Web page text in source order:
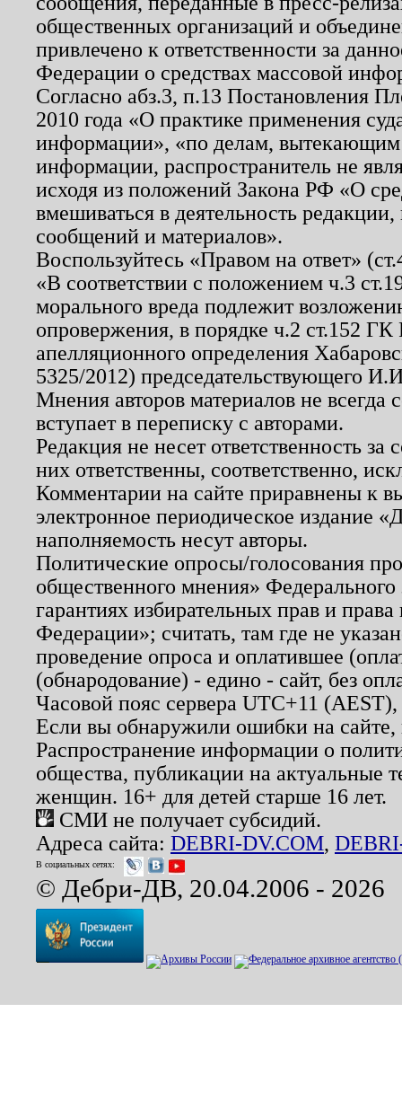
общественных организаций и
привлечено к ответственности за
Федерации о средствах массовой
Согласно абз.3, п.13 Постановления
2010 года «О практике применения
информации», «по делам, вытекающим
информации, распространитель не
исходя из положений Закона РФ «О
вмешиваться в деятельность
сообщений и материалов».
Воспользуйтесь «Правом на ответ»
«В соответствии с положением ч.3
морального вреда подлежит
опровержения, в порядке ч.2 ст.152
апелляционного определения
5325/2012) председательствующего
Мнения авторов материалов не
вступает в переписку с авторами.
Редакция не несет ответственность
них ответственны, соответственно,
Комментарии на сайте приравнены к
электронное периодическое издание
наполняемость несут авторы.
Политические опросы/голосования
общественного мнения»
гарантиях избирательных прав и
Федерации»; считать, там где не
проведение опроса и оплатившее
(обнародование) - едино - сайт, без
Часовой пояс сервера UTC+11
Если вы обнаружили ошибки на
Распространение информации о
общества, публикации на актуальные
женщин. 16+ для детей старше 16 лет.
СМИ не получает субсидий.
Адреса сайта: DEBRI-DV.COM,
В социальных сетях:
© Дебри-ДВ, 20.04.2006 - 2026